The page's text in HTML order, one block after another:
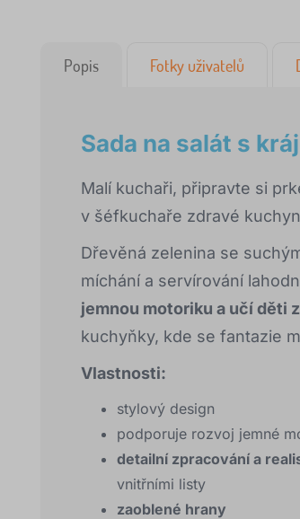
Popis Fotky uživatelů
Sada na salát s
Malí kuchaři, připravte si
v šéfkuchaře zdravé
Dřevěná zelenina se
míchání a servírování
jemnou motoriku a učí děti
kuchyňky, kde se fantazie
Vlastnosti:
stylový design
podporuje rozvoj jemné
detailní zpracování a
vnitřními listy
zaoblené hrany